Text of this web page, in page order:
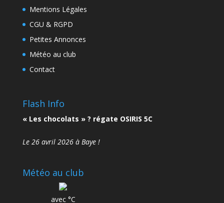
Mentions Légales
CGU & RGPD
Petites Annonces
Météo au club
Contact
Flash Info
« Les chocolats » ? régate OSIRIS 5C
Le 26 avril 2026 à Baye !
Météo au club
avec °C